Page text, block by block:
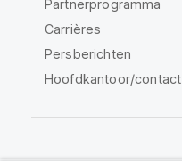
Partnerprogramma
Carrières
Persberichten
Hoofdkantoor/contact